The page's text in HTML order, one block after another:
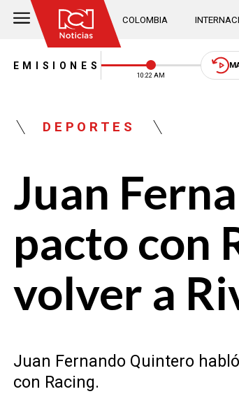
COLOMBIA
EMISIONES
10:22 AM
DEPORTES
Juan
pacto con
volver a
Juan Fernando Quintero
con Racing.